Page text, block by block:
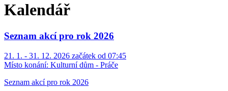
Kalendář
Seznam akcí pro rok 2026
21. 1. - 31. 12. 2026 začátek od 07:45
Místo konání: Kulturní dům - Práče
Seznam akcí pro rok 2026